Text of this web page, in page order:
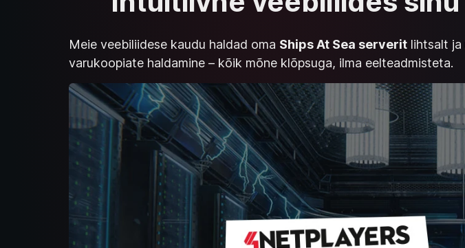
Meie veebiliidese kaudu haldad oma Ships At Sea serverit lihtsalt ja
varukoopiate haldamine – kõik mõne klõpsuga, ilma eelteadmisteta.